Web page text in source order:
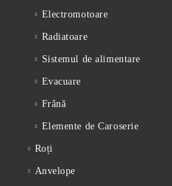
Electromotoare
Radiatoare
Sistemul de alimentare
Evacuare
Frână
Elemente de Caroserie
Roți
Anvelope